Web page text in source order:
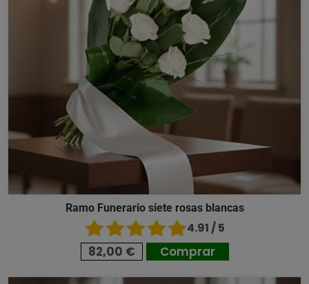
Ramo Funerario siete rosas blancas
4.91 / 5
82,00 € Comprar